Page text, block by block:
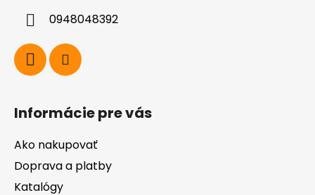
0948048392
Informácie pre vás
Ako nakupovať
Doprava a platby
Katalógy